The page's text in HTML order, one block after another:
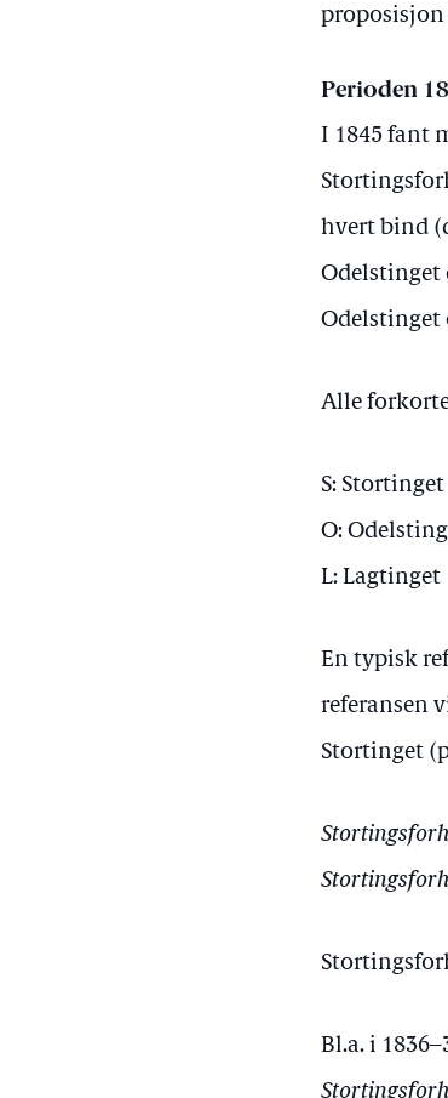
Perioden
I 1845 fant
hvert bind
Odelstinget
Odelstinget
Alle
S: Stortinget
O:
L: Lagtinget
En typisk
referansen
Stortinget
Bl.a. i